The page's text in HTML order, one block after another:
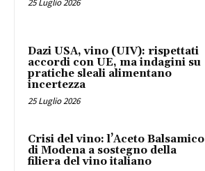
Dazi USA, vino (UIV): rispettati
accordi con UE, ma indagini su
pratiche sleali alimentano
incertezza
25 Luglio 2026
Crisi del vino: l’Aceto Balsamico
di Modena a sostegno della
filiera del vino italiano